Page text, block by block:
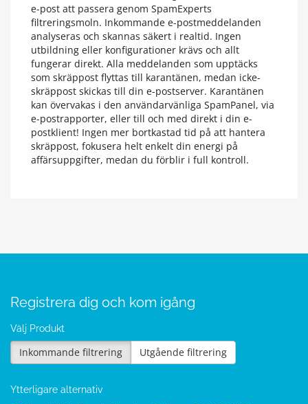
e-post att passera genom SpamExperts
filtreringsmoln. Inkommande e-postmeddelanden
analyseras och skannas säkert i realtid. Ingen
utbildning eller konfigurationer krävs och allt
fungerar direkt. Alla meddelanden som upptäcks
som skräppost flyttas till karantänen, medan icke-
skräppost skickas till din e-postserver. Karantänen
kan övervakas i den användarvänliga SpamPanel, via
e-postrapporter, eller till och med direkt i din e-
postklient! Ingen mer bortkastad tid på att hantera
skräppost, fokusera helt enkelt din energi på
affärsuppgifter, medan du förblir i full kontroll.
Registrera dig och kom igång
Välj Produkt
Inkommande filtrering Utgående filtrering
Ytterligare alternativ